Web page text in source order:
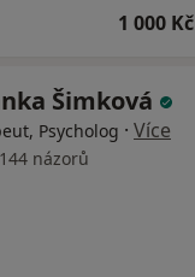
1 000 Kč
Šimková
Psycholog · Více
144 názorů